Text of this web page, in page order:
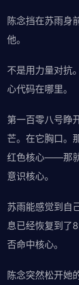
陈念挡在苏雨身
他。
不是用力量对抗
心代码在哪里。
第一百零八号睁
芒。在它胸口。
红色核心——那
意识核心。
苏雨能感觉到自
息已经恢复到了
否命中核心。
陈念突然松开她